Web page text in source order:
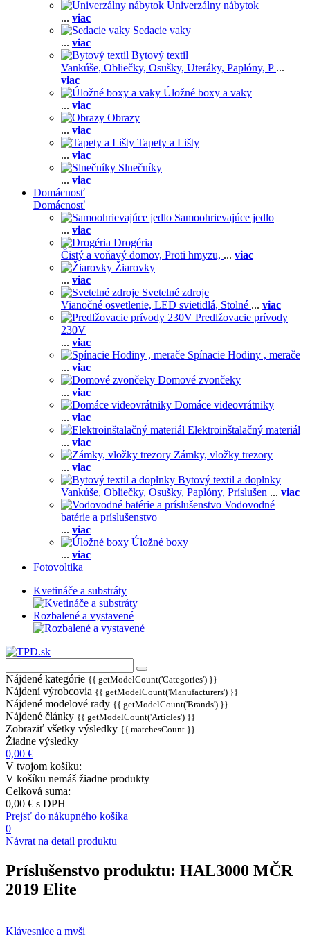
Univerzálny nábytok
... viac
Sedacie vaky
... viac
Bytový textil
Vankúše, Obliečky, Osušky, Uteráky, Paplóny, P ...
viac
Úložné boxy a vaky
... viac
Obrazy
... viac
Tapety a Lišty
... viac
Slnečníky
... viac
Domácnosť
Domácnosť
Samoohrievajúce jedlo
... viac
Drogéria
Čistý a voňavý domov, Proti hmyzu, ... viac
Žiarovky
... viac
Svetelné zdroje
Vianočné osvetlenie, LED svietidlá, Stolné ... viac
Predlžovacie prívody
230V
... viac
Spínacie Hodiny , merače
... viac
Domové zvončeky
... viac
Domáce videovrátniky
... viac
Elektroinštalačný materiál
... viac
Zámky, vložky trezory
... viac
Bytový textil a doplnky
Vankúše, Obliečky, Osušky, Paplóny, Príslušen ... viac
Vodovodné
batérie a príslušenstvo
... viac
Úložné boxy
... viac
Fotovoltika
Kvetináče a substráty
Rozbalené a vystavené
Nájdené kategórie {{ getModelCount('Categories') }}
Nájdení výrobcovia {{ getModelCount('Manufacturers') }}
Nájdené modelové rady {{ getModelCount('Brands') }}
Nájdené články {{ getModelCount('Articles') }}
Zobraziť všetky výsledky {{ matchesCount }}
Žiadne výsledky
0,00 €
V tvojom košíku:
V košíku nemáš žiadne produkty
Celková suma:
0,00 € s DPH
Prejsť do nákupného košíka
0
Návrat na detail produktu
Príslušenstvo produktu: HAL3000 MČR
2019 Elite
Klávesnice a myši